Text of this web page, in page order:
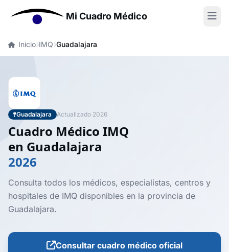
Mi Cuadro Médico
Inicio IMQ Guadalajara
Guadalajara Actualizado 2026
Cuadro Médico IMQ
en Guadalajara
2026
Consulta todos los médicos, especialistas, centros y
hospitales de IMQ disponibles en la provincia de
Guadalajara.
Consultar cuadro médico oficial